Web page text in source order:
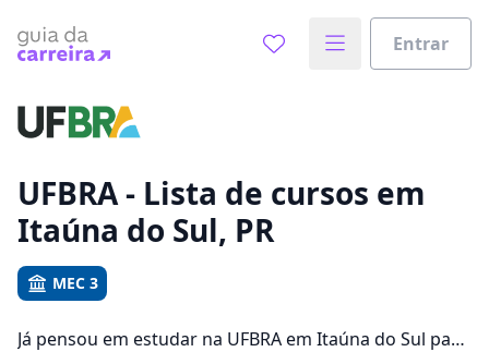
Entrar
Vamos te guiar no caminho ideal para seus estudos
Sim, já sei
UFBRA - Lista de cursos em
Itaúna do Sul, PR
MEC 3
Já pensou em estudar na UFBRA em Itaúna do Sul para